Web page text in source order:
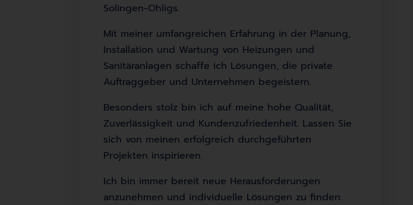
Solingen-Ohligs.
Mit meiner umfangreichen Erfahrung in der Planung,
Installation und Wartung von Heizungen und
Sanitäranlagen schaffe ich Lösungen, die private
Auftraggeber und Unternehmen begeistern.
Besonders stolz bin ich auf meine hohe Qualität,
Zuverlässigkeit und Kundenzufriedenheit. Lassen Sie
sich von meinen erfolgreich durchgeführten
Projekten inspirieren.
Ich bin immer bereit neue Herausforderungen
anzunehmen und individuelle Lösungen zu finden.